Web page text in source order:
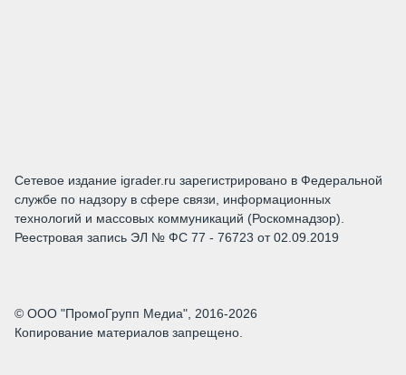
Сетевое издание igrader.ru зарегистрировано в Федеральной
службе по надзору в сфере связи, информационных
технологий и массовых коммуникаций (Роскомнадзор).
Реестровая запись ЭЛ № ФС 77 - 76723 от 02.09.2019
© ООО "ПромоГрупп Медиа", 2016-2026
Копирование материалов запрещено.